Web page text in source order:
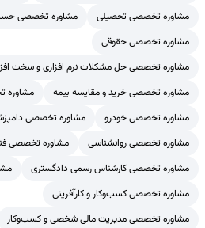
مشاوره تخصصی تحصیلی
مشاوره تخصصی
مشاوره تخصصی حقوقی
مشاوره تخصصی حل مشکلات نرم افزاری و سخت
مشاوره تخصصی خرید و مقایسه بیمه
مشاوره
مشاوره تخصصی خودرو
مشاوره تخصصی
مشاوره تخصصی روانشناسی
مشاوره تخصصی
مشاوره تخصصی کارشناس رسمی دادگستری
مشاوره تخصصی کسب‌وکار و کارآفرینی
مشاوره تخصصی مدیریت مالی شخصی و کسب‌وکار